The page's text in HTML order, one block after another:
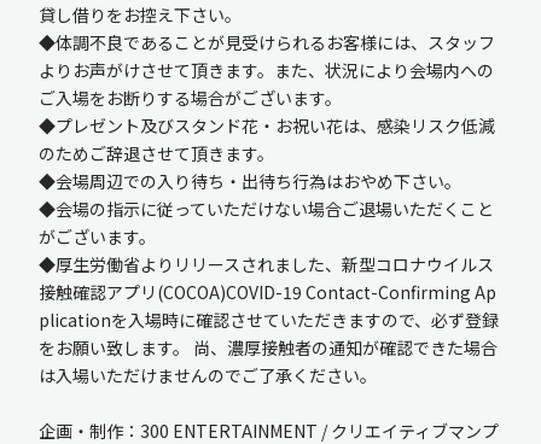
貸し借りをお控え下さい。
◆体調不良であることが見受けられるお客様には、スタッフ
よりお声がけさせて頂きます。また、状況により会場内への
ご入場をお断りする場合がございます。
◆プレゼント及びスタンド花・お祝い花は、感染リスク低減
のためご辞退させて頂きます。
◆会場周辺での入り待ち・出待ち行為はおやめ下さい。
◆会場の指示に従っていただけない場合ご退場いただくこと
がございます。
◆厚生労働省よりリリースされました、新型コロナウイルス
接触確認アプリ(COCOA)COVID-19 Contact-Confirming Ap
plicationを入場時に確認させていただきますので、必ず登録
をお願い致します。 尚、濃厚接触者の通知が確認できた場合
は入場いただけませんのでご了承ください。
企画・制作：300 ENTERTAINMENT / クリエイティブマンプ